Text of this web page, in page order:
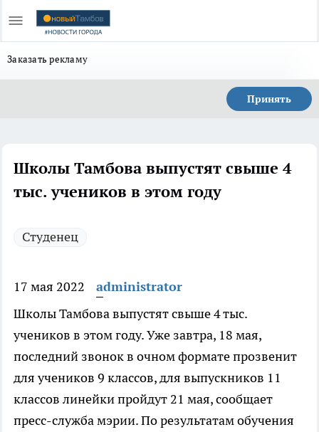
Заказать рекламу
Принять
Школы Тамбова выпустят свыше 4
тыс. учеников в этом году
Студенец
17 мая 2022
administrator
Школы Тамбова выпустят свыше 4 тыс.
учеников в этом году. Уже завтра, 18 мая,
последний звонок в очном формате прозвенит
для учеников 9 классов, для выпускников 11
классов линейки пройдут 21 мая, сообщает
пресс-служба мэрии. По результатам обучения